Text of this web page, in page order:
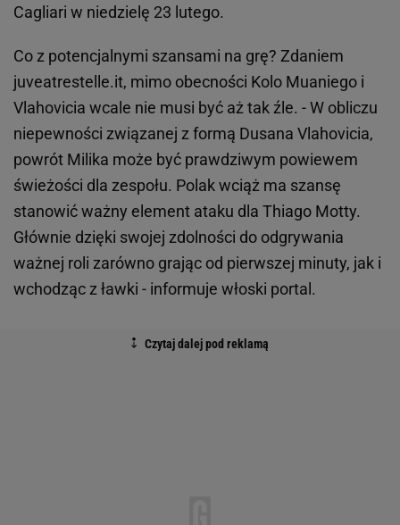
Cagliari w niedzielę 23 lutego.
Co z potencjalnymi szansami na grę? Zdaniem
juveatrestelle.it, mimo obecności Kolo Muaniego i
Vlahovicia wcale nie musi być aż tak źle. - W obliczu
niepewności związanej z formą Dusana Vlahovicia,
powrót Milika może być prawdziwym powiewem
świeżości dla zespołu. Polak wciąż ma szansę
stanowić ważny element ataku dla Thiago Motty.
Głównie dzięki swojej zdolności do odgrywania
ważnej roli zarówno grając od pierwszej minuty, jak i
wchodząc z ławki - informuje włoski portal.